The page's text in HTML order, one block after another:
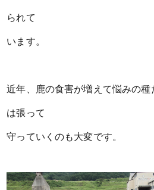
られて
います。
近年、鹿の食害が増えて悩みの種
は張って
守っていくのも大変です。